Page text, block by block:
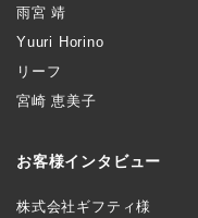
雨宮 靖
Yuuri Horino
リーフ
宮崎 恵美子
お客様インタビュー
株式会社ギフティ様